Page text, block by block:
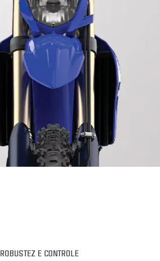
ROBUSTEZ E CONTROLE